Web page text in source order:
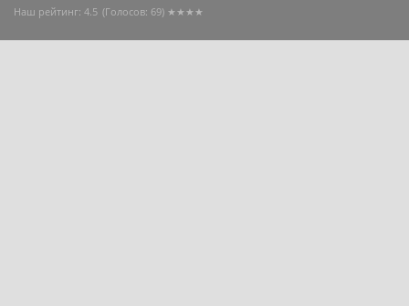
Наш рейтинг: 4.5 (Голосов: 69) ★★★★